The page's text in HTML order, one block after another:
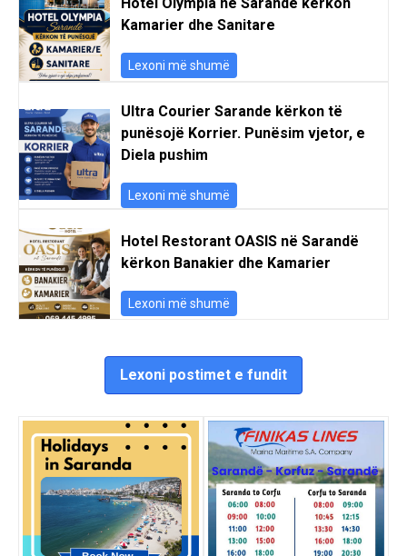
Kamarier dhe Sanitare
Lexoni më shumë
Ultra Courier Sarande kërkon të
punësojë Korrier. Punësim vjetor, e
Diela pushim
Lexoni më shumë
Hotel Restorant OASIS në Sarandë
kërkon Banakier dhe Kamarier
Lexoni më shumë
Lexoni postimet e fundit